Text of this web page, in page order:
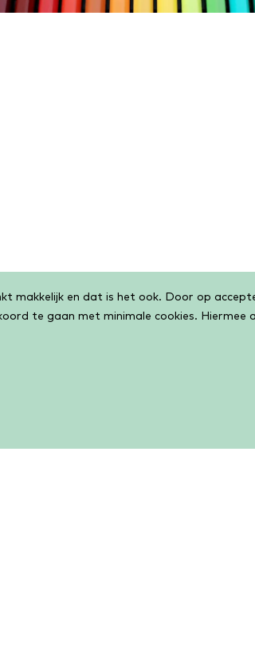
makkelijk en dat is het ook. Door op
te gaan met minimale cookies. Hiermee